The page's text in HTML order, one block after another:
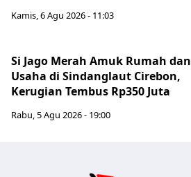
Kamis, 6 Agu 2026 - 11:03
Si Jago Merah Amuk Rumah dan
Usaha di Sindanglaut Cirebon,
Kerugian Tembus Rp350 Juta
Rabu, 5 Agu 2026 - 19:00